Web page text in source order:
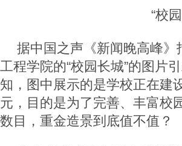
“校
据中国之声《新闻晚高峰
工程学院的“校园长城”的图片
知，图中展示的是学校正在建
元，目的是为了完善、丰富校
数目，重金造景到底值不值？